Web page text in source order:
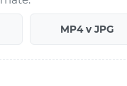
MP4 v JPG